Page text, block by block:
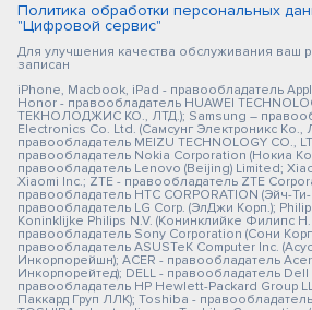
Политика обработки персональных
"Цифровой сервис"
Для улучшения качества обслуживания ваш
записан
iPhone, Macbook, iPad - правообладатель
Honor - правообладатель HUAWEI
ТЕКНОЛОДЖИС КО., ЛТД.); Samsung –
Electronics Co. Ltd. (Самсунг Электроникс Ко.,
правообладатель MEIZU TECHNOLOGY CO.,
правообладатель Nokia Corporation (Нокиа
правообладатель Lenovo (Beijing) Limited;
Xiaomi Inc.; ZTE - правообладатель ZTE
правообладатель HTC CORPORATION (Эйч-
правообладатель LG Corp. (ЭлДжи Корп.);
Koninklijke Philips N.V. (Конинклийке Филипс
правообладатель Sony Corporation (Сони
правообладатель ASUSTeK Computer Inc.
Инкорпорейшн); ACER - правообладатель
Инкорпорейтед); DELL - правообладатель Dell
правообладатель HP Hewlett-Packard Group
Паккард Груп ЛЛК); Toshiba -